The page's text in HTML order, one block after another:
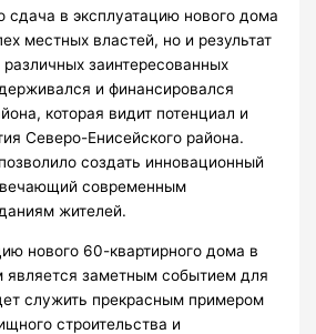
сдача в эксплуатацию нового дома
местных властей, но и результат
заинтересованных
и финансировался
которая видит потенциал и
Северо-Енисейского района.
создать инновационный
современным
жителей.
нового 60-квартирного дома в
является заметным событием для
служить прекрасным примером
строительства и